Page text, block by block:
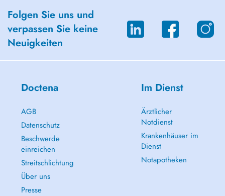
Folgen Sie uns und
verpassen Sie keine
Neuigkeiten
Doctena
AGB
Datenschutz
Beschwerde
einreichen
Streitschlichtung
Über uns
Presse
Im Dienst
Ärztlicher
Notdienst
Krankenhäuser im
Dienst
Notapotheken